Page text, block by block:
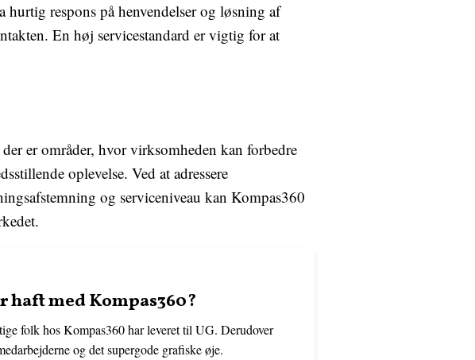
respons på henvendelser og løsning af
En høj servicestandard er vigtig for at
er områder, hvor virksomheden kan forbedre
oplevelse. Ved at adressere
og serviceniveau kan Kompas360
haft med Kompas360?
folk hos Kompas360 har leveret til UG. Derudover
og det supergode grafiske øje.